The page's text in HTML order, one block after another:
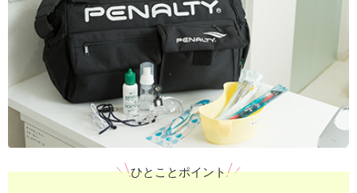
ひとことポイント